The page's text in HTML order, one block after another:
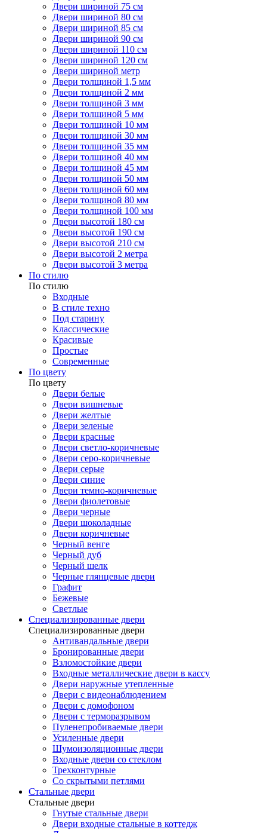
Двери шириной 75 см
Двери шириной 80 см
Двери шириной 85 см
Двери шириной 90 см
Двери шириной 110 см
Двери шириной 120 см
Двери шириной метр
Двери толщиной 1,5 мм
Двери толщиной 2 мм
Двери толщиной 3 мм
Двери толщиной 5 мм
Двери толщиной 10 мм
Двери толщиной 30 мм
Двери толщиной 35 мм
Двери толщиной 40 мм
Двери толщиной 45 мм
Двери толщиной 50 мм
Двери толщиной 60 мм
Двери толщиной 80 мм
Двери толщиной 100 мм
Двери высотой 180 см
Двери высотой 190 см
Двери высотой 210 см
Двери высотой 2 метра
Двери высотой 3 метра
По стилю
По стилю
Входные
В стиле техно
Под старину
Классические
Красивые
Простые
Современные
По цвету
По цвету
Двери белые
Двери вишневые
Двери желтые
Двери зеленые
Двери красные
Двери светло-коричневые
Двери серо-коричневые
Двери серые
Двери синие
Двери темно-коричневые
Двери фиолетовые
Двери черные
Двери шоколадные
Двери коричневые
Черный венге
Черный дуб
Черный шелк
Черные глянцевые двери
Графит
Бежевые
Светлые
Специализированные двери
Специализированные двери
Антивандальные двери
Бронированные двери
Взломостойкие двери
Входные металлические двери в кассу
Двери наружные утепленные
Двери с видеонаблюдением
Двери с домофоном
Двери с терморазрывом
Пуленепробиваемые двери
Усиленные двери
Шумоизоляционные двери
Входные двери со стеклом
Трехконтурные
Со скрытыми петлями
Стальные двери
Стальные двери
Гнутые стальные двери
Двери входные стальные в коттедж